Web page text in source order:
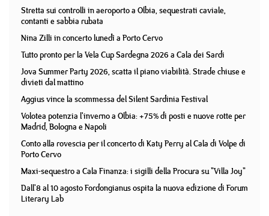
Stretta sui controlli in aeroporto a Olbia, sequestrati caviale,
contanti e sabbia rubata
Nina Zilli in concerto lunedì a Porto Cervo
Tutto pronto per la Vela Cup Sardegna 2026 a Cala dei Sardi
Jova Summer Party 2026, scatta il piano viabilità. Strade chiuse e
divieti dal mattino
Aggius vince la scommessa del Silent Sardinia Festival
Volotea potenzia l'inverno a Olbia: +75% di posti e nuove rotte per
Madrid, Bologna e Napoli
Conto alla rovescia per il concerto di Katy Perry al Cala di Volpe di
Porto Cervo
Maxi-sequestro a Cala Finanza: i sigilli della Procura su "Villa Joy"
Dall'8 al 10 agosto Fordongianus ospita la nuova edizione di Forum
Literary Lab